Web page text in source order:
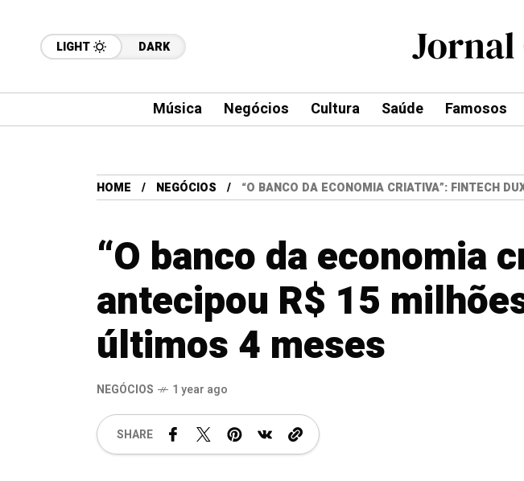
LIGHT DARK
Música Negócios Cultura Saúde Famosos
HOME NEGÓCIOS “O BANCO DA ECONOMIA CRIATIVA”: FINTECH
“O banco da economia
antecipou R$ 15
últimos 4 meses
NEGÓCIOS 1 year ago
SHARE